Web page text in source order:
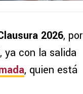
2026, por
ya con la salida
, quien está